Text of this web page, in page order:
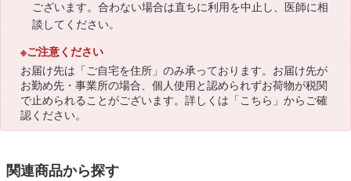
ございます。合わない場合は直ちに利用を中止し、医師に相
談してください。
※ご注意ください
お届け先は「ご自宅を住所」のみ承っております。お届け先が
お勤め先・事業所の場合、個人使用と認められずお荷物が税関
で止められることがございます。詳しくは「こちら 」からご確
認ください。
関連商品から探す